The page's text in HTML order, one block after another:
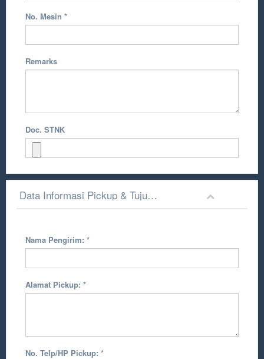
No. Mesin *
Remarks
Doc. STNK
Data Informasi Pickup & Tujuan Pengiriman
Nama Pengirim: *
Alamat Pickup: *
No. Telp/HP Pickup: *